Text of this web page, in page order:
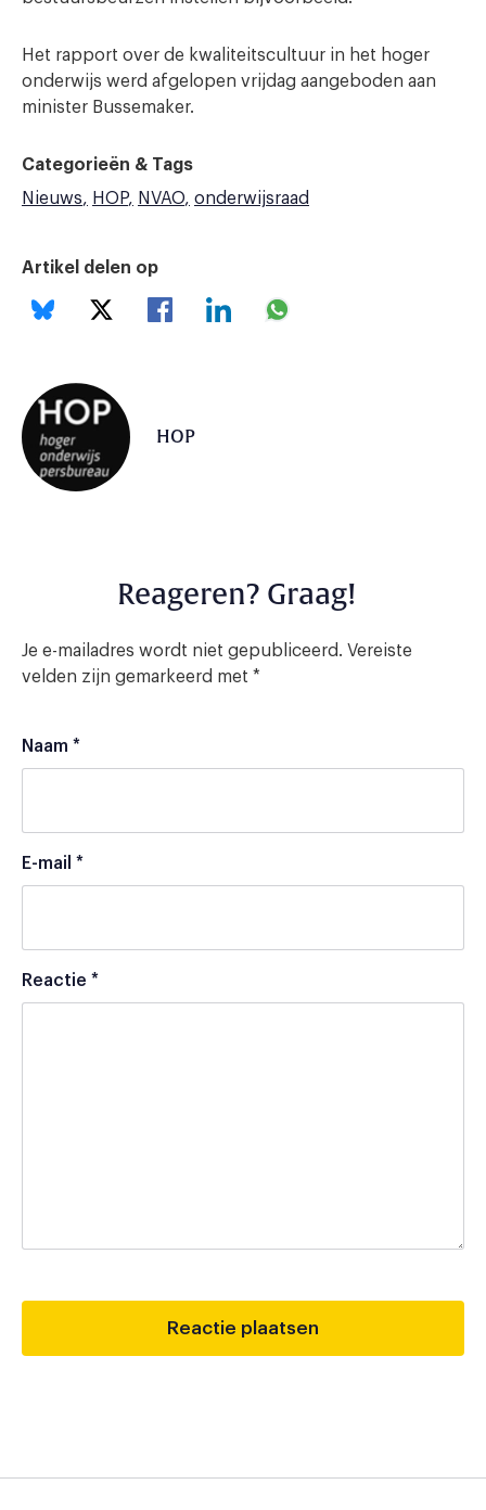
Het rapport over de kwaliteitscultuur in het hoger
onderwijs werd afgelopen vrijdag aangeboden aan
minister Bussemaker.
Categorieën & Tags
Nieuws
HOP NVAO onderwijsraad
Artikel delen op
HOP
Reageren? Graag!
Je e-mailadres wordt niet gepubliceerd. Vereiste
velden zijn gemarkeerd met *
Naam *
E-mail *
Reactie *